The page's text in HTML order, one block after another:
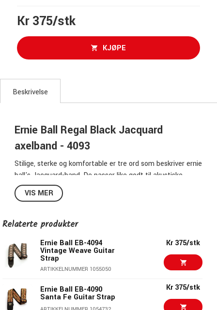
Kr 375/stk
KJØPE
Beskrivelse
Ernie Ball Regal Black Jacquard
axelband - 4093
Stilige, sterke og komfortable er tre ord som beskriver ernie
ball's Jacquard-band. De passer like godt til akustiske
gitarer som til elektriske gitarer og bassgitarer, og nesten
det beste av alt, det brede utvalget tilbyr noe for alle.
Bredde:5cm (2")
Min lengde:
Max lengde:183cm
Materiale:Stoff & nylon med ender i lær
Pris per stykk
Ernie Ball axelrem
Ernie Ball har et bredt utvalg av axelrem, alt fra enkle gode
VIS MER
Relaterte produkter
Ernie Ball EB-4094
Vintage Weave Guitar
Strap
ARTIKKELNUMMER 1055050
Kr 375/stk
Ernie Ball EB-4090
Santa Fe Guitar Strap
Kr 375/stk